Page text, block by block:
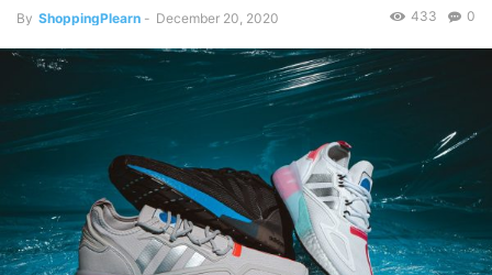
By ShoppingPlearn - December 20, 2020 0
433